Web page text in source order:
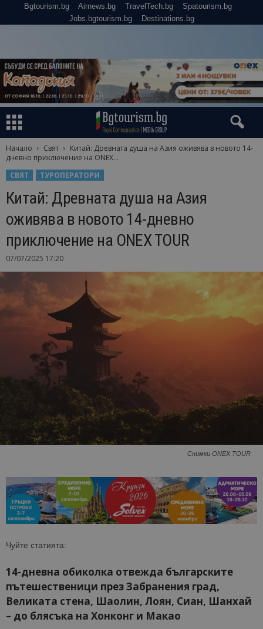
Bgtourism.bg Airnews.bg TravelTech.bg
Spatourism.bg
Jobs.bgtourism.bg
Destinations.bg
Начало Свят
Китай: Древната душа на Азия оживява в новото 14-
дневно приключение на ONEX...
СВЯТ
ТУРОПЕРАТОРИ
Китай: Древната душа на Азия
оживява в новото 14-дневно
приключение на ONEX TOUR
07/07/2025 17:20
Снимки ONEX TOUR
Чуйте статията:
14-дневна обиколка отвежда българските
пътешественици през Забранения град,
Великата стена, Шаолин, Лоян, Сиан, Шанхай
– до блясъка на Хонконг и Макао